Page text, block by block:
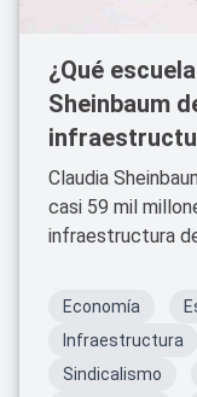
¿Qué
Sheinbaum
Claudia
casi 59 mil
infraestructura
Economía
Infraestructura
Sindicalismo